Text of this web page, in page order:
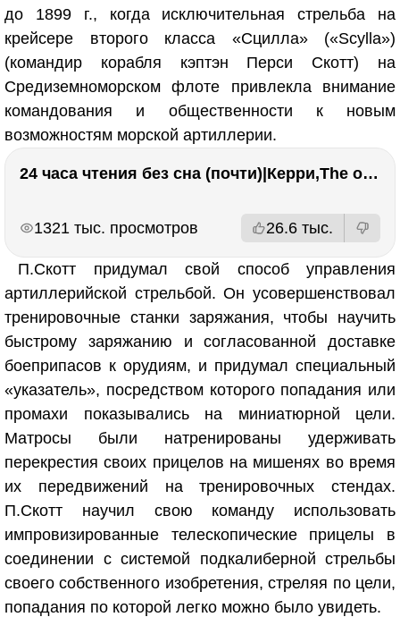
до 1899 г., когда исключительная стрельба на
крейсере второго класса «Сцилла» («Scylla»)
(командир корабля кэптэн Перси Скотт) на
Средиземноморском флоте привлекла внимание
командования и общественности к новым
возможностям морской артиллерии.
24 часа чтения без сна (почти)|Керри,The one единственный, Адвокат дьявола
1321 тыс. просмотров 26.6 тыс.
П.Скотт придумал свой способ управления
артиллерийской стрельбой. Он усовершенствовал
тренировочные станки заряжания, чтобы научить
быстрому заряжанию и согласованной доставке
боеприпасов к орудиям, и придумал специальный
«указатель», посредством которого попадания или
промахи показывались на миниатюрной цели.
Матросы были натренированы удерживать
перекрестия своих прицелов на мишенях во время
их передвижений на тренировочных стендах.
П.Скотт научил свою команду использовать
импровизированные телескопические прицелы в
соединении с системой подкалиберной стрельбы
своего собственного изобретения, стреляя по цели,
попадания по которой легко можно было увидеть.